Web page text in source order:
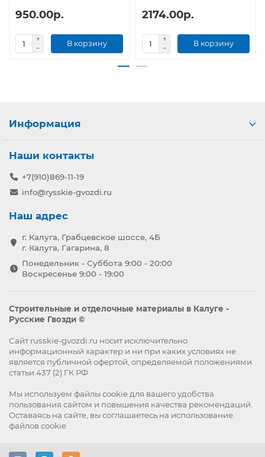
950.00р.
В корзину
2174.00р.
В корзину
Информация
Наши контакты
+7(910)869-11-19
info@rysskie-gvozdi.ru
Наш адрес
г. Калуга, Грабцевское шоссе, 4Б
г. Калуга, Гагарина, 8
Понедельник - Суббота 9:00 - 20:00
Воскресенье 9:00 - 19:00
Строительные и отделочные материалы в Калуге -
Русские Гвозди ©
Сайт russkie-gvozdi.ru носит исключительно
информационный характер и ни при каких условиях не
является публичной офертой, определяемой положениями
статьи 437 (2) ГК РФ
Мы используем файлы cookie для вашего удобства
пользования сайтом и повышения качества рекомендаций.
Оставаясь на сайте, вы соглашаетесь на использование
файлов cookie